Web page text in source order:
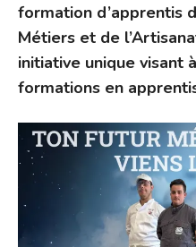
formation d’apprentis
Métiers et de
initiative unique visant
formations en